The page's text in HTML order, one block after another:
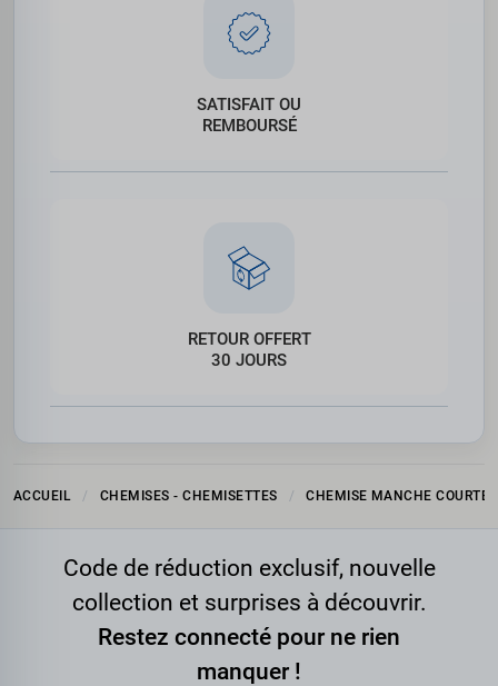
SATISFAIT OU
REMBOURSÉ
RETOUR OFFERT
30 JOURS
ACCUEIL CHEMISES - CHEMISETTES CHEMISE MANCHE COURTE
Code de réduction exclusif, nouvelle
collection et surprises à découvrir.
Restez connecté pour ne rien
manquer !